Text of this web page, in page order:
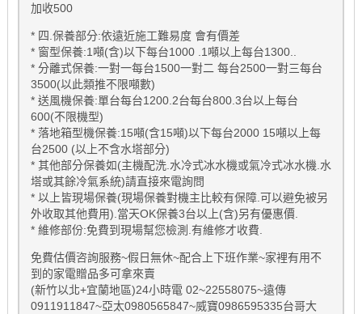
加收500
* 四.保養部分:依遠近施工難易度 會有價差
* 窗型保養:1噸(含)以下每台1000 .1噸以上每台1300..
* 分離式保養:一對一每台1500一對二 每台2500一對三每台
3500(以此類推不限噸數)
* 送風機保養:單台每台1200.2台每台800.3台以上每台
600(不限機型)
* 落地箱型機保養:15噸(含15噸)以下每台2000 15噸以上每
台2500 (以上不含水塔部分)
* 其他部分保養如(主機配洗.水冷式冰水機或氣冷式冰水機.水
塔或其餘冷氣系統)請直接來電詢問
* 以上皆現場保養(現場保養對機主比較有保障.可以避免被另
外收取其他費用).當天OK保養3台以上(含)另有優惠價.
* 維修部份:免費到現場幫您檢測.有維修才收費.
免費估價咨詢服務~假日無休~配合上下班作業~家裡有用不
到的家電贈品多可拿來賣
(新竹以北+宜蘭地區)24小時電 02~22558075~遠傳
0911911847~亞太0980565847~威寶0986595335台哥大